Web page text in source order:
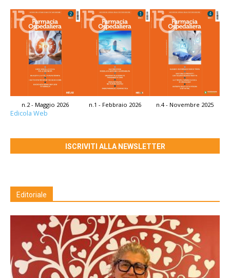
n.2 - Maggio 2026 n.1 - Febbraio 2026 n.4 - Novembre 2025
Edicola Web
ISCRIVITI ALLA NEWSLETTER
Editoriale